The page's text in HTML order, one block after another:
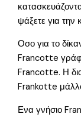
ψάξετε για την
Οσο για το
Francotte
Francotte. Η
Frankotte
Ενα γνήσιο